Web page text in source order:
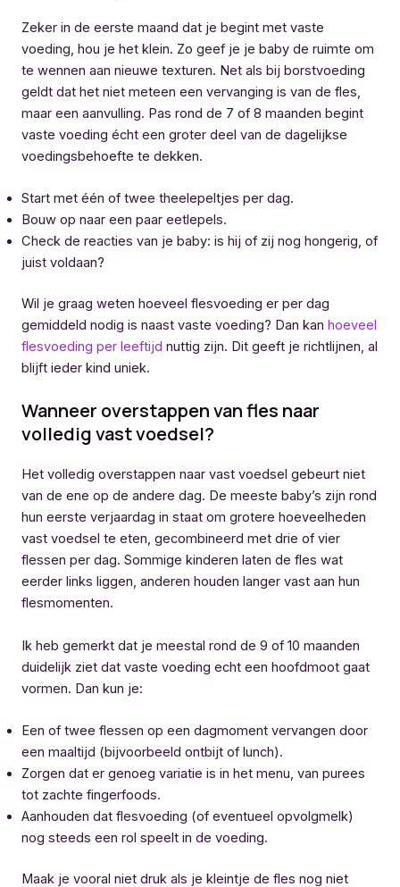
Zeker in de eerste maand dat je begint met vaste
voeding, hou je het klein. Zo geef je je baby de ruimte om
te wennen aan nieuwe texturen. Net als bij borstvoeding
geldt dat het niet meteen een vervanging is van de fles,
maar een aanvulling. Pas rond de 7 of 8 maanden begint
vaste voeding écht een groter deel van de dagelijkse
voedingsbehoefte te dekken.
Start met één of twee theelepeltjes per dag.
Bouw op naar een paar eetlepels.
Check de reacties van je baby: is hij of zij nog hongerig, of
juist voldaan?
Wil je graag weten hoeveel flesvoeding er per dag
gemiddeld nodig is naast vaste voeding? Dan kan hoeveel
flesvoeding per leeftijd nuttig zijn. Dit geeft je richtlijnen, al
blijft ieder kind uniek.
Wanneer overstappen van fles naar
volledig vast voedsel?
Het volledig overstappen naar vast voedsel gebeurt niet
van de ene op de andere dag. De meeste baby’s zijn rond
hun eerste verjaardag in staat om grotere hoeveelheden
vast voedsel te eten, gecombineerd met drie of vier
flessen per dag. Sommige kinderen laten de fles wat
eerder links liggen, anderen houden langer vast aan hun
flesmomenten.
Ik heb gemerkt dat je meestal rond de 9 of 10 maanden
duidelijk ziet dat vaste voeding echt een hoofdmoot gaat
vormen. Dan kun je:
Een of twee flessen op een dagmoment vervangen door
een maaltijd (bijvoorbeeld ontbijt of lunch).
Zorgen dat er genoeg variatie is in het menu, van purees
tot zachte fingerfoods.
Aanhouden dat flesvoeding (of eventueel opvolgmelk)
nog steeds een rol speelt in de voeding.
Maak je vooral niet druk als je kleintje de fles nog niet